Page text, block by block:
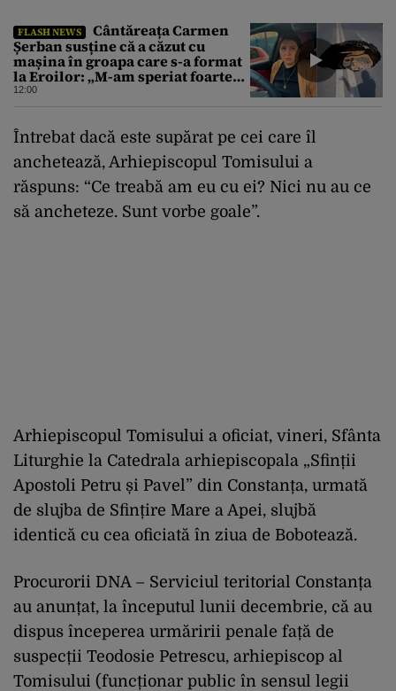
FLASH NEWS
Cântăreața Carmen
Șerban susține că a căzut cu
mașina în groapa care s-a format
la Eroilor: „M-am speriat foarte
tare”
12:00
Întrebat dacă este supărat pe cei care îl
anchetează, Arhiepiscopul Tomisului a
răspuns: “Ce treabă am eu cu ei? Nici nu au ce
să ancheteze. Sunt vorbe goale”.
Arhiepiscopul Tomisului a oficiat, vineri, Sfânta
Liturghie la Catedrala arhiepiscopala „Sfinții
Apostoli Petru și Pavel” din Constanța, urmată
de slujba de Sfințire Mare a Apei, slujbă
identică cu cea oficiată în ziua de Bobotează.
Procurorii DNA – Serviciul teritorial Constanța
au anunțat, la începutul lunii decembrie, că au
dispus începerea urmăririi penale față de
suspecții Teodosie Petrescu, arhiepiscop al
Tomisului (funcționar public în sensul legii